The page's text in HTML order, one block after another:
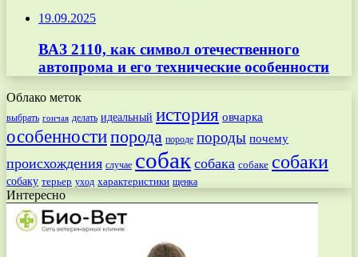
19.09.2025
ВАЗ 2110, как символ отечественного
автопрома и его технические особенности
Облако меток
выбрать гончая делать идеальный история овчарка
особенностипорода породе породы почему
происхождения случае собак собака собаке собаки
собаку терьер уход характеристики щенка
Интересно